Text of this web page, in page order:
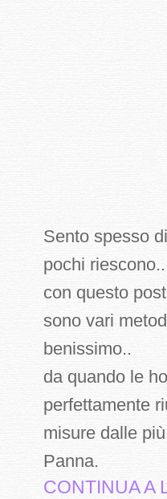
Sento spesso
pochi
con questo
sono vari
benissimo..
da quando le
perfettamente
misure dalle
Panna.
CONTINUA A